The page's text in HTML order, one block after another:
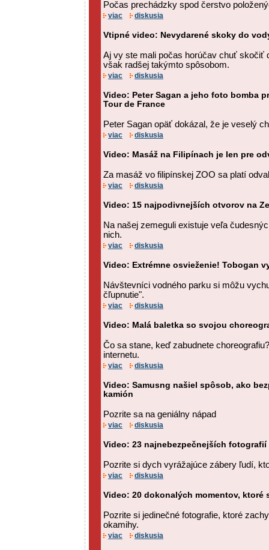
Počas prechádzky spod čerstvo
viac diskusia
Vtipné video: Nevydarené skoky do
Aj vy ste mali počas horúčav chuť skočiť
však radšej takýmto spôsobom.
viac diskusia
Video: Peter Sagan a jeho foto bomba
Tour de France
Peter Sagan opäť dokázal, že je veselý
viac diskusia
Video: Masáž na Filipínach je len pre
Za masáž vo filipínskej ZOO sa platí
viac diskusia
Video: 15 najpodivnejších otvorov na
Na našej zemeguli existuje veľa
nich.
viac diskusia
Video: Extrémne osvieženie! Tobogan
Návštevníci vodného parku si môžu
čľupnutie".
viac diskusia
Video: Malá baletka so svojou
Čo sa stane, keď zabudnete
internetu.
viac diskusia
Video: Samusng našiel spôsob, ako
kamión
Pozrite sa na geniálny nápad
viac diskusia
Video: 23 najnebezpečnejších
Pozrite si dych vyrážajúce zábery ľudí,
viac diskusia
Video: 20 dokonalých momentov, ktoré
Pozrite si jedinečné fotografie, ktoré
okamihy.
viac diskusia